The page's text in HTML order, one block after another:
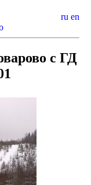
ru en
с ГД